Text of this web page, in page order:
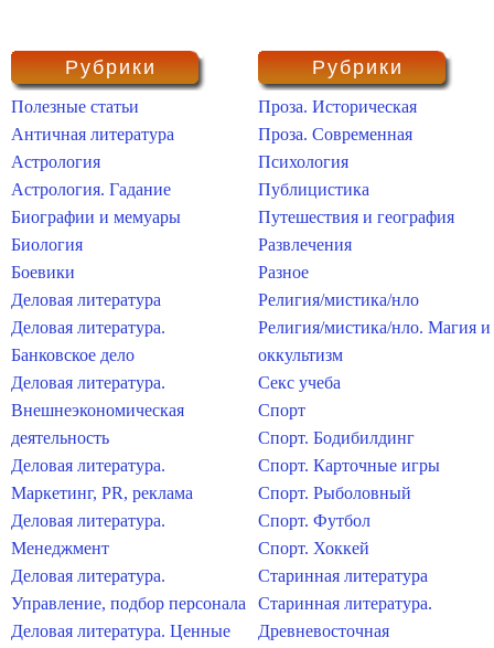
Рубрики
Полезные статьи
Античная литература
Астрология
Астрология. Гадание
Биографии и мемуары
Биология
Боевики
Деловая литература
Деловая литература.
Банковское дело
Деловая литература.
Внешнеэкономическая
деятельность
Деловая литература.
Маркетинг, PR, реклама
Деловая литература.
Менеджмент
Деловая литература.
Управление, подбор персонала
Деловая литература. Ценные
Рубрики
Проза. Историческая
Проза. Современная
Психология
Публицистика
Путешествия и география
Развлечения
Разное
Религия/мистика/нло
Религия/мистика/нло. Магия и
оккультизм
Секс учеба
Спорт
Спорт. Бодибилдинг
Спорт. Карточные игры
Спорт. Рыболовный
Спорт. Футбол
Спорт. Хоккей
Старинная литература
Старинная литература.
Древневосточная